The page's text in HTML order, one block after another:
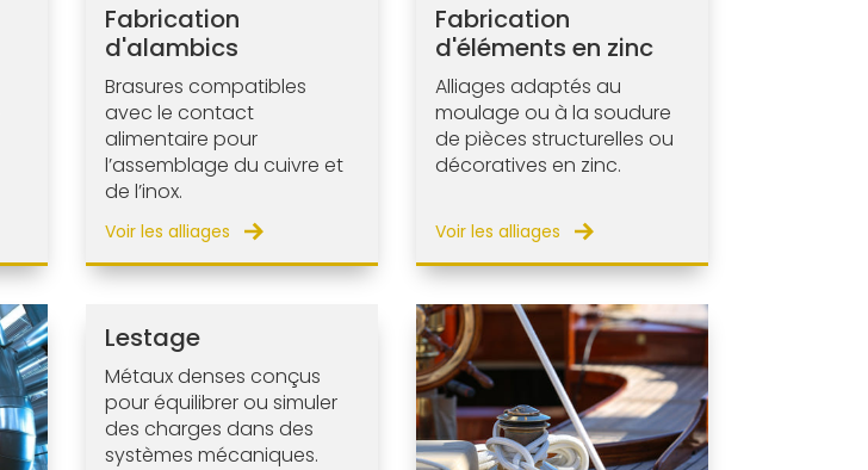
Fabrication
d'alambics
Brasures compatibles
avec le contact
alimentaire pour
l’assemblage du cuivre et
de l’inox.
Voir les alliages
Fabrication
d'éléments en zinc
Alliages adaptés au
moulage ou à la soudure
de pièces structurelles ou
décoratives en zinc.
Voir les alliages
Lestage
Métaux denses conçus
pour équilibrer ou simuler
des charges dans des
systèmes mécaniques.